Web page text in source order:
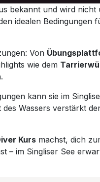
bekannt und wird nicht
idealen Bedingungen
Von
wie dem
kann sie im
Wassers verstärkt
Kurs machst, dich
– im Singliser See